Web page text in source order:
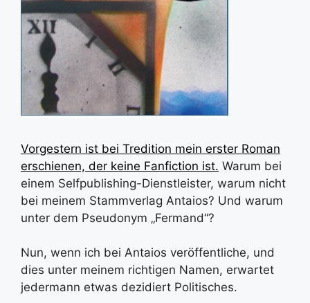
Vorgestern ist bei Tredition mein erster Roman
erschienen, der keine Fanfiction ist. Warum bei
einem Selfpublishing-Dienstleister, warum nicht
bei meinem Stammverlag Antaios? Und warum
unter dem Pseudonym „Fermand“?
Nun, wenn ich bei Antaios veröffentliche, und
dies unter meinem richtigen Namen, erwartet
jedermann etwas dezidiert Politisches.